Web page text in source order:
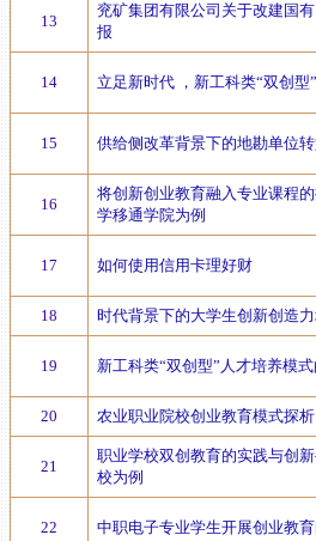
13
兖矿集团有限公司关于改建国
报
14 立足新时代 ，新工科类“双创
15 供给侧改革背景下的地勘单位
16
将创新创业教育融入专业课程
学移通学院为例
17 如何使用信用卡理好财
18 时代背景下的大学生创新创造
19 新工科类“双创型”人才培养模
20 农业职业院校创业教育模式探析
21
职业学校双创教育的实践与创
校为例
22 中职电子专业学生开展创业教